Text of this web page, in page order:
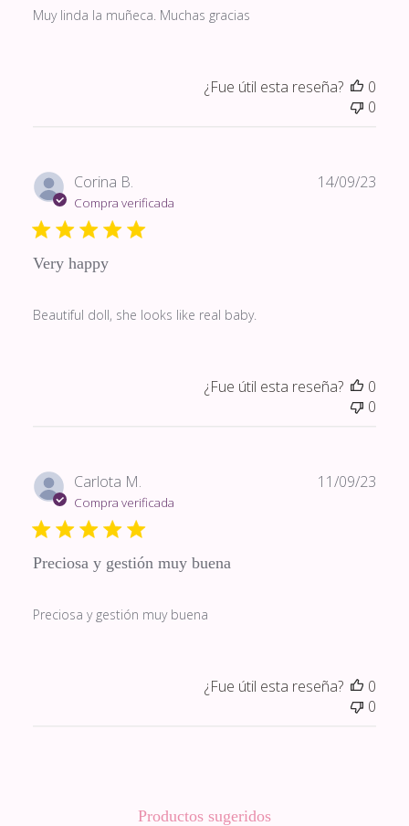
Muy linda la muñeca. Muchas gracias
¿Fue útil esta reseña?
0
0
Corina B.
Compra verificada
Very happy
Beautiful doll, she looks like real baby.
14/09/23
¿Fue útil esta reseña?
0
0
Carlota M.
Compra verificada
Preciosa y gestión muy buena
Preciosa y gestión muy buena
11/09/23
¿Fue útil esta reseña?
0
0
Productos sugeridos